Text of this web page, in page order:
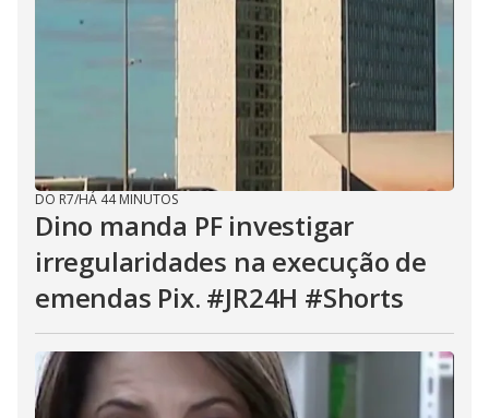
DO R7/HÁ 44 MINUTOS
Dino manda PF investigar
irregularidades na execução de
emendas Pix. #JR24H #Shorts